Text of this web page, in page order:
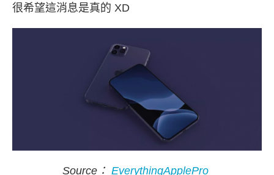
很希望這消息是真的 XD
Source： EverythingApplePro